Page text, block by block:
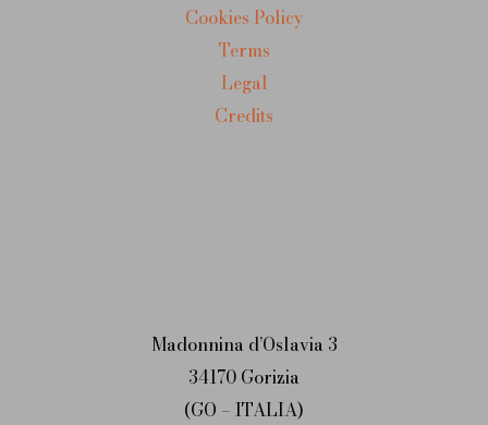
Cookies Policy
Terms
Legal
Credits
Madonnina d’Oslavia 3
34170 Gorizia
(GO – ITALIA)